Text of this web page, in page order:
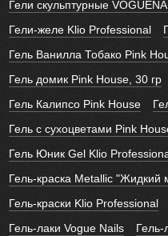
Гели скульптурные
Гели-желе Klio Professional
Гель Ванилла Тобако Pink
Гель домик Pink House, 30 гр
Гель Калипсо Pink House
Гель с сухоцветами Pink
Гель Юник Gel Klio
Гель-краска Metallic "Жидкий
Гель-краски Klio Professional
Гель-лаки Vogue Nails